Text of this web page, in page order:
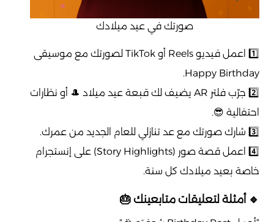
صورتك في عيد ميلادك
1️⃣ اعمل فيديو Reels أو TikTok لصورتك مع موسيقى
Happy Birthday.
2️⃣ جرّب فلتر AR يضيف لك قبعة عيد ميلاد 🎩 أو نظارات
احتفالية 😎.
3️⃣ شارك صورتك مع عد تنازلي للعام الجديد من عمرك.
4️⃣ اعمل قصة صور (Story Highlights) على إنستجرام
خاصة بعيد ميلادك كل سنة.
🔹 أمثلة لتعليقات متابعينك 🎂